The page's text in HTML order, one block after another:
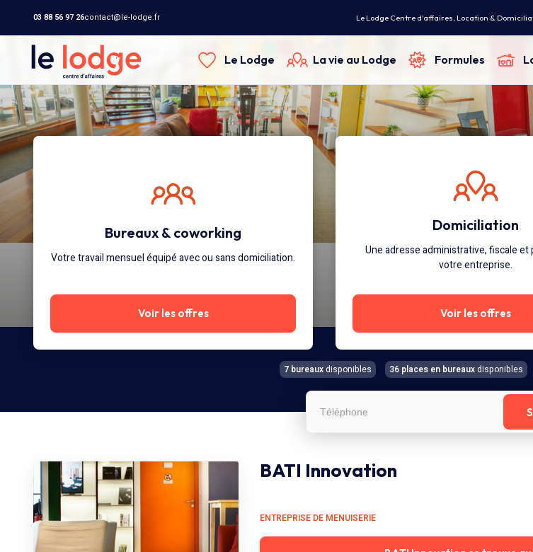
03 88 56 97 26contact@le-lodge.fr Le Lodge Centre d'affaires, Location &
Le Lodge La vie au Lodge Formules
Bureaux & coworking
Votre travail mensuel équipé avec ou sans domiciliation.
Voir les offres
Domiciliation
Une adresse administrative, fiscale et
votre entreprise.
Voir les offres
7 bureauxdisponibles 36 places en bureauxdisponibles
BATI Innovation
ENTREPRISE DE MENUISERIE